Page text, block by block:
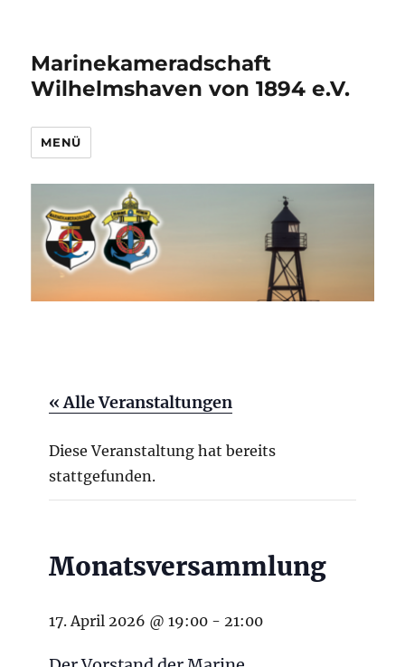
Marinekameradschaft
Wilhelmshaven von 1894 e.V.
MENÜ
« Alle Veranstaltungen
Diese Veranstaltung hat bereits
stattgefunden.
Monatsversammlung
17. April 2026 @ 19:00 -21:00